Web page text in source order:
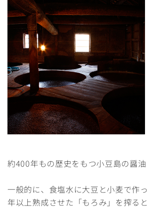
約400年もの歴史をもつ小豆島の醤油
一般的に、食塩水に大豆と小麦で作
年以上熟成させた「もろみ」を搾る